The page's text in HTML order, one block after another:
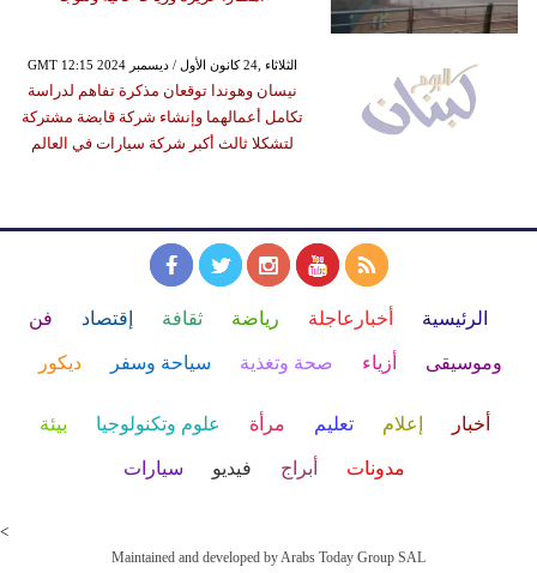
GMT 12:15 2024 الثلاثاء ,24 كانون الأول / ديسمبر
نيسان وهوندا توقعان مذكرة تفاهم لدراسة
تكامل أعمالهما وإنشاء شركة قابضة مشتركة
لتشكلا ثالث أكبر شركة سيارات في العالم
الرئيسية أخبارعاجلة رياضة ثقافة إقتصاد فن
وموسيقى أزياء صحة وتغذية سياحة وسفر ديكور
أخبار إعلام تعليم مرأة علوم وتكنولوجيا بيئة
مدونات أبراج فيديو سيارات
<
Maintained and developed by Arabs Today Group SAL